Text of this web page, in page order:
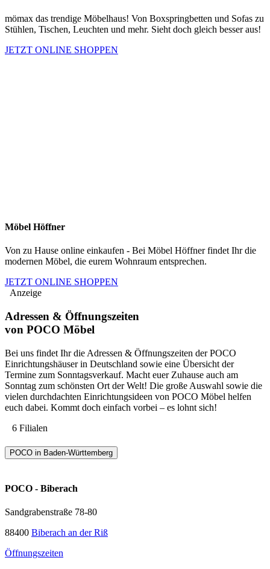
mömax das trendige Möbelhaus! Von Boxspringbetten und Sofas zu
Stühlen, Tischen, Leuchten und mehr. Sieht doch gleich besser aus!
JETZT ONLINE SHOPPEN
Möbel Höffner
Von zu Hause online einkaufen - Bei Möbel Höffner findet Ihr die
modernen Möbel, die eurem Wohnraum entsprechen.
JETZT ONLINE SHOPPEN
Anzeige
Adressen & Öffnungszeiten
von POCO Möbel
Bei uns findet Ihr die Adressen & Öffnungszeiten der POCO
Einrichtungshäuser in Deutschland sowie eine Übersicht der
Termine zum Sonntagsverkauf. Macht euer Zuhause auch am
Sonntag zum schönsten Ort der Welt! Die große Auswahl sowie die
vielen durchdachten Einrichtungsideen von POCO Möbel helfen
euch dabei. Kommt doch einfach vorbei – es lohnt sich!
6 Filialen
POCO in Baden-Württemberg
POCO - Biberach
Sandgrabenstraße 78-80
88400 Biberach an der Riß
Öffnungszeiten